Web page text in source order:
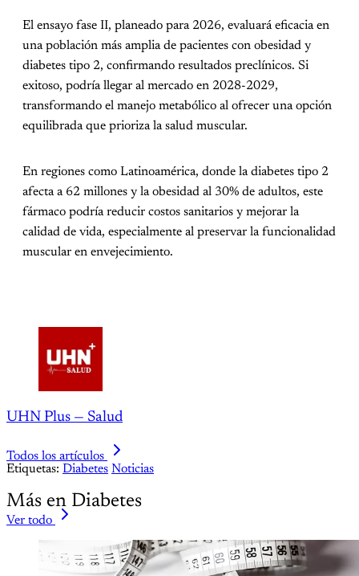
El ensayo fase II, planeado para 2026, evaluará eficacia en
una población más amplia de pacientes con obesidad y
diabetes tipo 2, confirmando resultados preclínicos. Si
exitoso, podría llegar al mercado en 2028-2029,
transformando el manejo metabólico al ofrecer una opción
equilibrada que prioriza la salud muscular.
En regiones como Latinoamérica, donde la diabetes tipo 2
afecta a 62 millones y la obesidad al 30% de adultos, este
fármaco podría reducir costos sanitarios y mejorar la
calidad de vida, especialmente al preservar la funcionalidad
muscular en envejecimiento.
UHN Plus — Salud
Todos los artículos
Etiquetas: Diabetes Noticias
Más en Diabetes
Ver todo